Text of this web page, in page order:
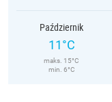
Październik
11°C
maks. 15°C
min. 6°C